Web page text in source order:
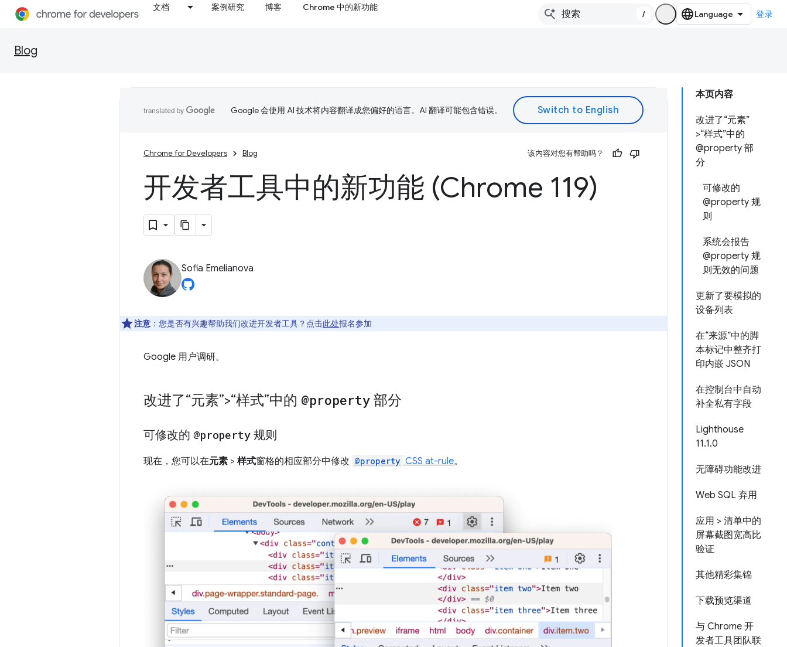
文档 案例研究 博客 Chrome 中的新功能
/ 登录
Blog
本页内容
改进了“元素”
>“样式”中的
@property 部
分
可修改的
@property 规
则
系统会报告
@property 规
则无效的问题
更新了要模拟的
设备列表
在“来源”中的脚
本标记中整齐打
印内嵌 JSON
在控制台中自动
补全私有字段
Lighthouse
11.1.0
无障碍功能改进
Web SQL 弃用
应用 > 清单中的
屏幕截图宽高比
验证
其他精彩集锦
下载预览渠道
与 Chrome 开
发者工具团队联
Google 会使用 AI 技术将内容翻译成您偏好的语言。AI 翻译可能包含错误。
Chrome for Developers Blog 该内容对您有帮助吗？
开发者工具中的新功能 (Chrome 119)
Sofia Emelianova
注意 ：您是否有兴趣帮助我们改进开发者工具？点击此处报名参加
Google 用户调研。
改进了“元素”>“样式”中的 @property 部分
可修改的 @property 规则
现在，您可以在元素 > 样式窗格的相应部分中修改 @property CSS at-rule。